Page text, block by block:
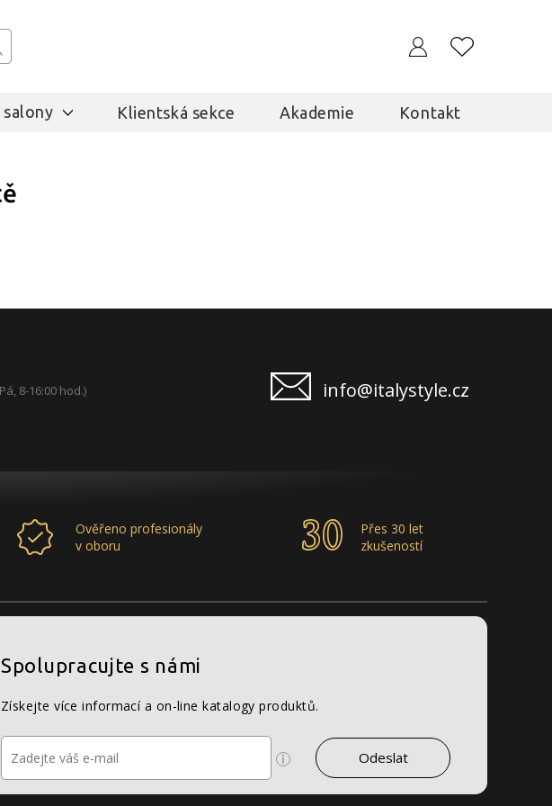
salony Klientská sekce Akademie Kontakt
8-16:00 hod.) info@italystyle.cz
Ověřeno profesionály
v oboru
Přes 30 let
zkušeností
Spolupracujte s námi
Získejte více informací a on-line katalogy produktů.